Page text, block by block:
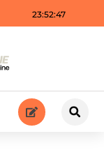
23:52:48